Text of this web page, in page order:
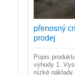
přenosný
prodej
Popis
výhody 1.
nízké